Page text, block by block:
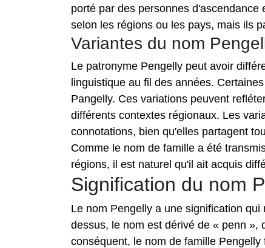
porté par des personnes
selon les régions ou les pays, mais ils
Variantes du nom
Le patronyme Pengelly peut avoir
linguistique au fil des années.
Pangelly. Ces variations peuvent
différents contextes régionaux. Les
connotations, bien qu'elles partagent
Comme le nom de famille a été
régions, il est naturel qu'il ait acquis
Signification du nom
Le nom Pengelly a une signification
dessus, le nom est dérivé de « penn »,
conséquent, le nom de famille